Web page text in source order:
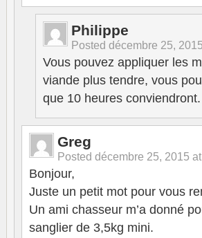
Philippe
Posted décembre 25,
Vous pouvez appliquer les
viande plus tendre, vous
que 10 heures
Greg
Posted décembre 25, 2015
Bonjour,
Juste un petit mot pour vous
Un ami chasseur m’a donné
sanglier de 3,5kg mini.